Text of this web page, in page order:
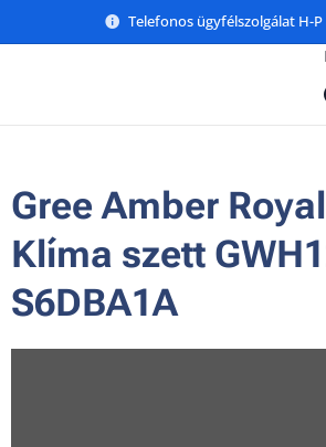
Telefonos ügyfélszolgálat H-P
Gree Amber
Klíma szett
S6DBA1A